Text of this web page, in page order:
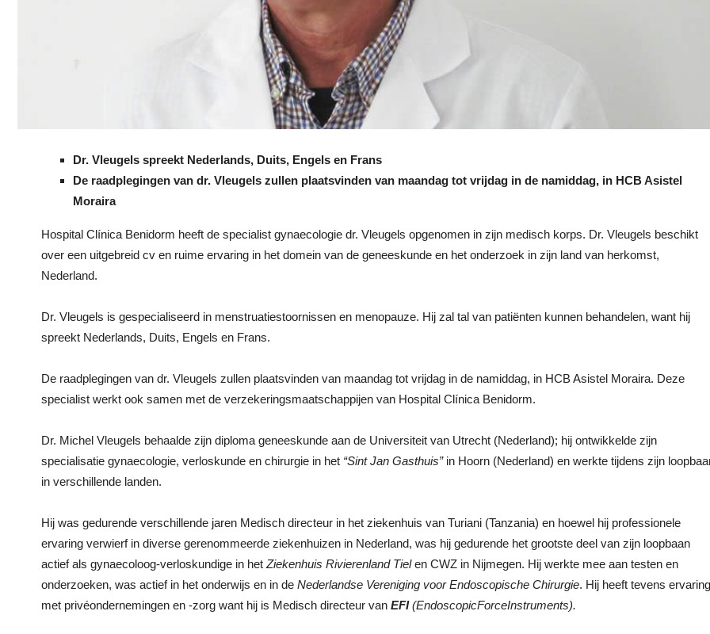
Dr. Vleugels spreekt Nederlands, Duits, Engels en Frans
De raadplegingen van dr. Vleugels zullen plaatsvinden van maandag tot vrijdag in de namiddag, in HCB Asistel
Moraira
Hospital Clínica Benidorm heeft de specialist gynaecologie dr. Vleugels opgenomen in zijn medisch korps. Dr. Vleugels beschikt
over een uitgebreid cv en ruime ervaring in het domein van de geneeskunde en het onderzoek in zijn land van herkomst,
Nederland.
Dr. Vleugels is gespecialiseerd in menstruatiestoornissen en menopauze. Hij zal tal van patiënten kunnen behandelen, want hij
spreekt Nederlands, Duits, Engels en Frans.
De raadplegingen van dr. Vleugels zullen plaatsvinden van maandag tot vrijdag in de namiddag, in HCB Asistel Moraira. Deze
specialist werkt ook samen met de verzekeringsmaatschappijen van Hospital Clínica Benidorm.
Dr. Michel Vleugels behaalde zijn diploma geneeskunde aan de Universiteit van Utrecht (Nederland); hij ontwikkelde zijn
specialisatie gynaecologie, verloskunde en chirurgie in het “Sint Jan Gasthuis”in Hoorn (Nederland) en werkte tijdens zijn
in verschillende landen.
Hij was gedurende verschillende jaren Medisch directeur in het ziekenhuis van Turiani (Tanzania) en hoewel hij professionele
ervaring verwierf in diverse gerenommeerde ziekenhuizen in Nederland, was hij gedurende het grootste deel van zijn loopbaan
actief als gynaecoloog-verloskundige in het Ziekenhuis Rivierenland Tielen CWZ in Nijmegen. Hij werkte mee aan testen en
onderzoeken, was actief in het onderwijs en in de Nederlandse Vereniging voor Endoscopische Chirurgie. Hij heeft tevens ervaring
met privéondernemingen en -zorg want hij is Medisch directeur van EFI(EndoscopicForceInstruments).